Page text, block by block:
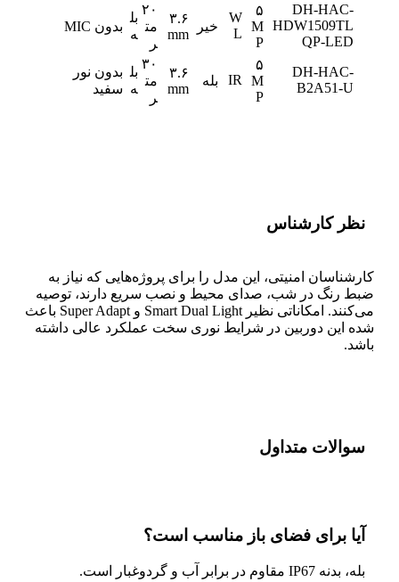
DH-HAC-
HDW1509TL
QP-LED
۵
M
P
W
L
خیر
۳.۶
mm
۲۰
مت
ر
بل
ه
بدون MIC
DH-HAC-
B2A51-U
۵
M
P
IR بله
۳.۶
mm
۳۰
مت
ر
بل
ه
بدون نور
سفید
نظر کارشناس
کارشناسان امنیتی، این مدل را برای پروژه‌هایی که نیاز به
ضبط رنگ در شب، صدای محیط و نصب سریع دارند، توصیه
می‌کنند. امکاناتی نظیر Smart Dual Light و Super Adapt باعث
شده این دوربین در شرایط نوری سخت عملکرد عالی داشته
باشد.
سوالات متداول
آیا برای فضای باز مناسب است؟
بله، بدنه IP67 مقاوم در برابر آب و گردوغبار است.